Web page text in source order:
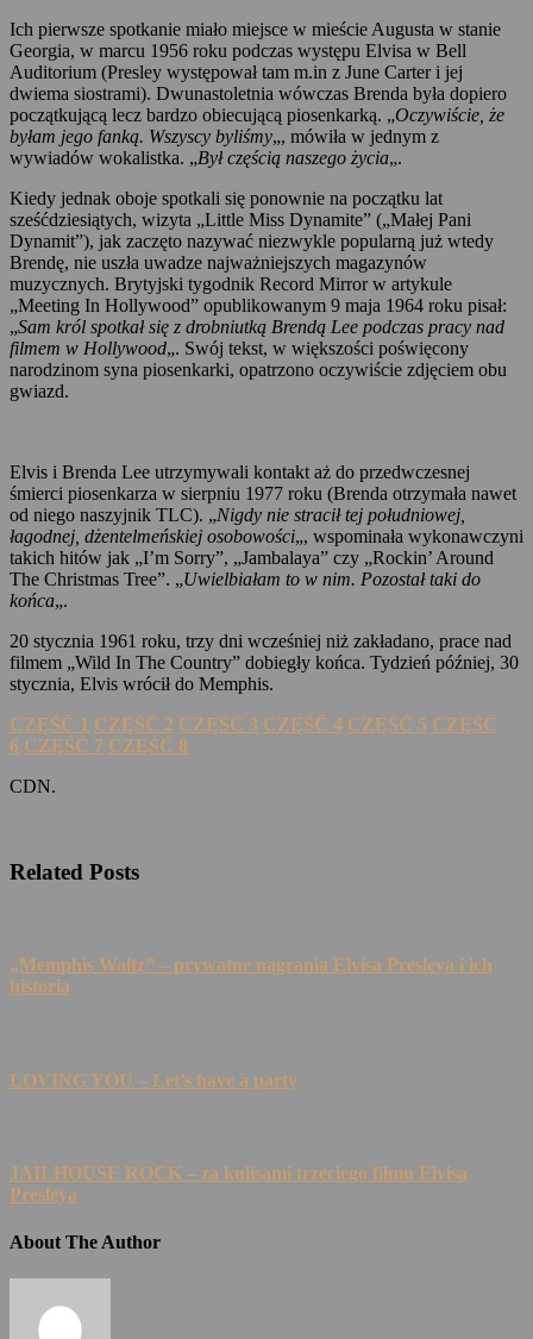
Ich pierwsze spotkanie miało miejsce w mieście Augusta w stanie
Georgia, w marcu 1956 roku podczas występu Elvisa w Bell
Auditorium (Presley występował tam m.in z June Carter i jej
dwiema siostrami). Dwunastoletnia wówczas Brenda była dopiero
początkującą lecz bardzo obiecującą piosenkarką. „Oczywiście, że
byłam jego fanką. Wszyscy byliśmy„, mówiła w jednym z
wywiadów wokalistka. „Był częścią naszego życia„.
Kiedy jednak oboje spotkali się ponownie na początku lat
sześćdziesiątych, wizyta „Little Miss Dynamite” („Małej Pani
Dynamit”), jak zaczęto nazywać niezwykle popularną już wtedy
Brendę, nie uszła uwadze najważniejszych magazynów
muzycznych. Brytyjski tygodnik Record Mirror w artykule
„Meeting In Hollywood” opublikowanym 9 maja 1964 roku pisał:
„Sam król spotkał się z drobniutką Brendą Lee podczas pracy nad
filmem w Hollywood„. Swój tekst, w większości poświęcony
narodzinom syna piosenkarki, opatrzono oczywiście zdjęciem obu
gwiazd.
Elvis i Brenda Lee utrzymywali kontakt aż do przedwczesnej
śmierci piosenkarza w sierpniu 1977 roku (Brenda otrzymała nawet
od niego naszyjnik TLC). „Nigdy nie stracił tej południowej,
łagodnej, dżentelmeńskiej osobowości„, wspominała wykonawczyni
takich hitów jak „I’m Sorry”, „Jambalaya” czy „Rockin’ Around
The Christmas Tree”. „Uwielbiałam to w nim. Pozostał taki do
końca„.
20 stycznia 1961 roku, trzy dni wcześniej niż zakładano, prace nad
filmem „Wild In The Country” dobiegły końca. Tydzień później, 30
stycznia, Elvis wrócił do Memphis.
CZĘŚĆ 1 CZĘŚĆ 2 CZĘŚĆ 3 CZĘŚĆ 4 CZĘŚĆ 5 CZĘŚĆ
6 CZĘŚĆ 7 CZĘŚĆ 8
CDN.
Related Posts
„Memphis Waltz” – prywatne nagrania Elvisa Presleya i ich
historia
LOVING YOU – Let’s have a party
JAILHOUSE ROCK – za kulisami trzeciego filmu Elvisa
Presleya
About The Author